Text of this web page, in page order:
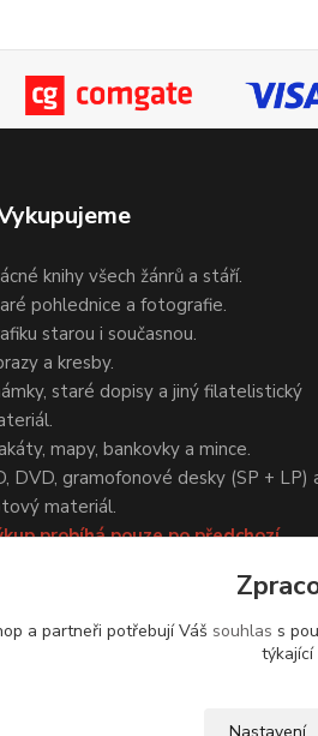
knihy všech žánrů a stáří.
pohlednice a fotografie.
starou i současnou.
a kresby.
staré dopisy a jiný filatelistický
mapy, bankovky a mince.
DVD, gramofonové desky (SP + LP)
materiál.
probíhá pouze po předchozí
a partneři potřebují Váš souhlas s
týkající